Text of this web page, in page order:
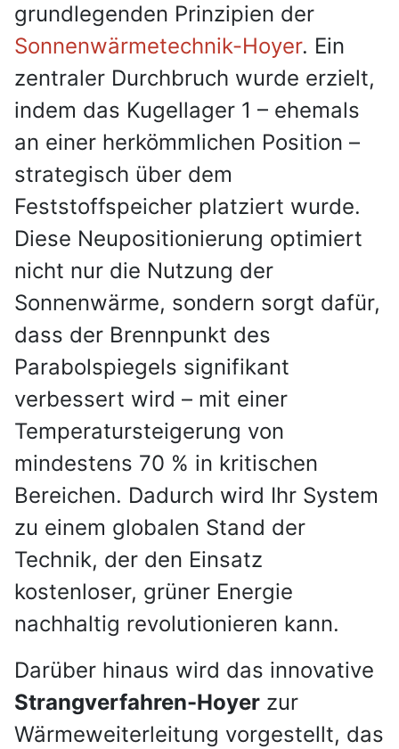
grundlegenden Prinzipien der
Sonnenwärmetechnik-Hoyer. Ein
zentraler Durchbruch wurde erzielt,
indem das Kugellager 1 – ehemals
an einer herkömmlichen Position –
strategisch über dem
Feststoffspeicher platziert wurde.
Diese Neupositionierung optimiert
nicht nur die Nutzung der
Sonnenwärme, sondern sorgt dafür,
dass der Brennpunkt des
Parabolspiegels signifikant
verbessert wird – mit einer
Temperatursteigerung von
mindestens 70 % in kritischen
Bereichen. Dadurch wird Ihr System
zu einem globalen Stand der
Technik, der den Einsatz
kostenloser, grüner Energie
nachhaltig revolutionieren kann.
Darüber hinaus wird das innovative
Strangverfahren-Hoyer zur
Wärmeweiterleitung vorgestellt, das